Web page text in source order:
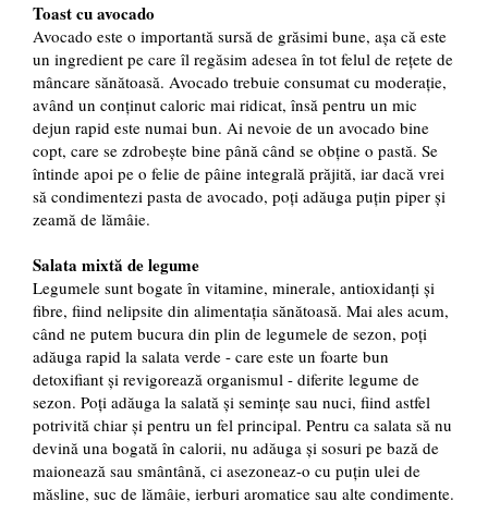
Toast cu avocado
Avocado este o importantă sursă de grăsimi bune, așa că este
un ingredient pe care îl regăsim adesea în tot felul de rețete de
mâncare sănătoasă. Avocado trebuie consumat cu moderație,
având un conținut caloric mai ridicat, însă pentru un mic
dejun rapid este numai bun. Ai nevoie de un avocado bine
copt, care se zdrobește bine până când se obține o pastă. Se
întinde apoi pe o felie de pâine integrală prăjită, iar dacă vrei
să condimentezi pasta de avocado, poți adăuga puțin piper și
zeamă de lămâie.
Salata mixtă de legume
Legumele sunt bogate în vitamine, minerale, antioxidanți și
fibre, fiind nelipsite din alimentația sănătoasă. Mai ales acum,
când ne putem bucura din plin de legumele de sezon, poți
adăuga rapid la salata verde - care este un foarte bun
detoxifiant și revigorează organismul - diferite legume de
sezon. Poți adăuga la salată și semințe sau nuci, fiind astfel
potrivită chiar și pentru un fel principal. Pentru ca salata să nu
devină una bogată în calorii, nu adăuga și sosuri pe bază de
maionează sau smântână, ci asezoneaz-o cu puțin ulei de
măsline, suc de lămâie, ierburi aromatice sau alte condimente.